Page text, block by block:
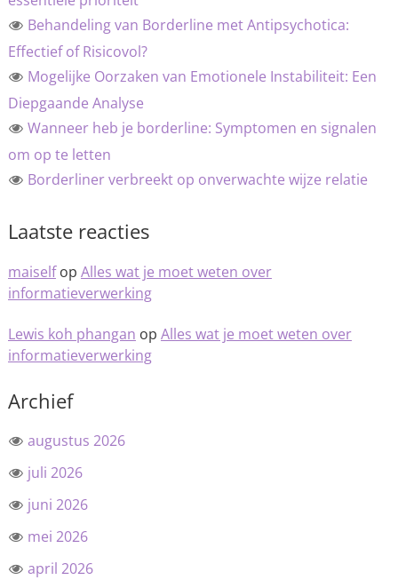
Behandeling van Borderline met Antipsychotica:
Effectief of Risicovol?
Mogelijke Oorzaken van Emotionele Instabiliteit: Een
Diepgaande Analyse
Wanneer heb je borderline: Symptomen en signalen
om op te letten
Borderliner verbreekt op onverwachte wijze relatie
Laatste reacties
maiselfop Alles wat je moet weten over
informatieverwerking
Lewis koh phangan op Alles wat je moet weten over
informatieverwerking
Archief
augustus 2026
juli 2026
juni 2026
mei 2026
april 2026